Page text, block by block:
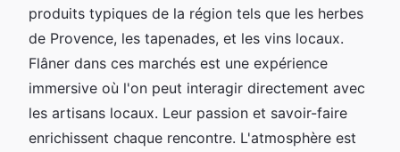
produits typiques de la région tels que les herbes
de Provence, les tapenades, et les vins locaux.
Flâner dans ces marchés est une expérience
immersive où l'on peut interagir directement avec
les artisans locaux. Leur passion et savoir-faire
enrichissent chaque rencontre. L'atmosphère est